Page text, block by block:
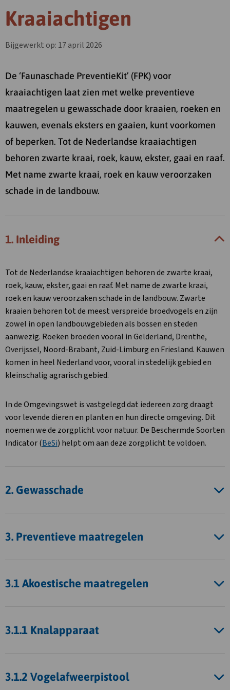
Kraaiachtigen
Bijgewerkt op: 17 april 2026
De ‘Faunaschade PreventieKit’ (FPK) voor
kraaiachtigen laat zien met welke preventieve
maatregelen u gewasschade door kraaien, roeken en
kauwen, evenals eksters en gaaien, kunt voorkomen
of beperken. Tot de Nederlandse kraaiachtigen
behoren zwarte kraai, roek, kauw, ekster, gaai en raaf.
Met name zwarte kraai, roek en kauw veroorzaken
schade in de landbouw.
1. Inleiding
Tot de Nederlandse kraaiachtigen behoren de zwarte kraai,
roek, kauw, ekster, gaai en raaf. Met name de zwarte kraai,
roek en kauw veroorzaken schade in de landbouw. Zwarte
kraaien behoren tot de meest verspreide broedvogels en zijn
zowel in open landbouwgebieden als bossen en steden
aanwezig. Roeken broeden vooral in Gelderland, Drenthe,
Overijssel, Noord-Brabant, Zuid-Limburg en Friesland. Kauwen
komen in heel Nederland voor, vooral in stedelijk gebied en
kleinschalig agrarisch gebied.
In de Omgevingswet is vastgelegd dat iedereen zorg draagt
voor levende dieren en planten en hun directe omgeving. Dit
noemen we de zorgplicht voor natuur. De Beschermde Soorten
Indicator (BeSi) helpt om aan deze zorgplicht te voldoen.
2. Gewasschade
3. Preventieve maatregelen
3.1 Akoestische maatregelen
3.1.1 Knalapparaat
3.1.2 Vogelafweerpistool